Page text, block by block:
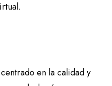
en la calidad y